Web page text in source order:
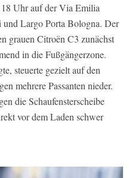
Uhr auf der Via Emilia
Largo Porta Bologna. Der
grauen Citroën C3 zunächst
in die Fußgängerzone.
steuerte gezielt auf den
mehrere Passanten nieder.
die Schaufensterscheibe
vor dem Laden schwer